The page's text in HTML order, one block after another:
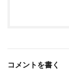
コメントを書く